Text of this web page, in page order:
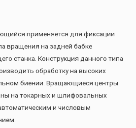
применяется для фиксации
вращения на задней бабке
станка. Конструкция данного типа
обработку на высоких
биении. Вращающиеся центры
на токарных и шлифовальных
и числовым